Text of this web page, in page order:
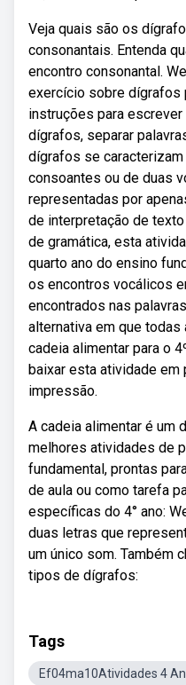
Veja quais são os
consonantais. Entenda
encontro consonantal.
exercício sobre dígrafos
instruções para
dígrafos, separar
dígrafos se
consoantes ou de duas
representadas por
de interpretação de
de gramática, esta
quarto ano do ensino
os encontros vocálicos
encontrados nas
alternativa em que
cadeia alimentar para o
baixar esta atividade em
impressão.
A cadeia alimentar é um
melhores atividades de
fundamental, prontas
de aula ou como tarefa
específicas do 4° ano:
duas letras que
um único som. Também
tipos de dígrafos:
Tags
Ef04ma10Atividades 4